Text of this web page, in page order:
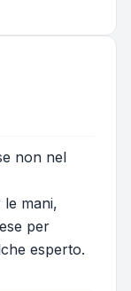
non nel
mani,
per
esperto.